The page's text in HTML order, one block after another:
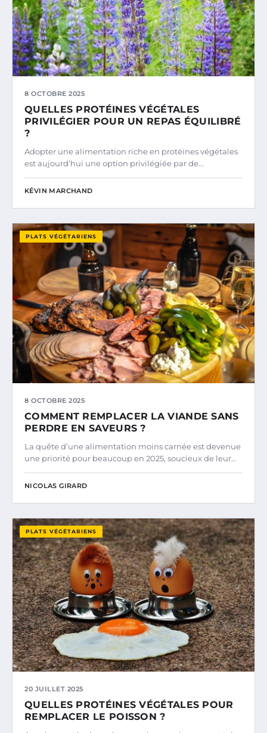
8 OCTOBRE 2025
QUELLES PROTÉINES VÉGÉTALES
PRIVILÉGIER POUR UN REPAS ÉQUILIBRÉ
?
Adopter une alimentation riche en protéines végétales
est aujourd’hui une option privilégiée par de…
KÉVIN MARCHAND
PLATS VÉGÉTARIENS
8 OCTOBRE 2025
COMMENT REMPLACER LA VIANDE SANS
PERDRE EN SAVEURS ?
La quête d’une alimentation moins carnée est devenue
une priorité pour beaucoup en 2025, soucieux de leur…
NICOLAS GIRARD
PLATS VÉGÉTARIENS
20 JUILLET 2025
QUELLES PROTÉINES VÉGÉTALES POUR
REMPLACER LE POISSON ?